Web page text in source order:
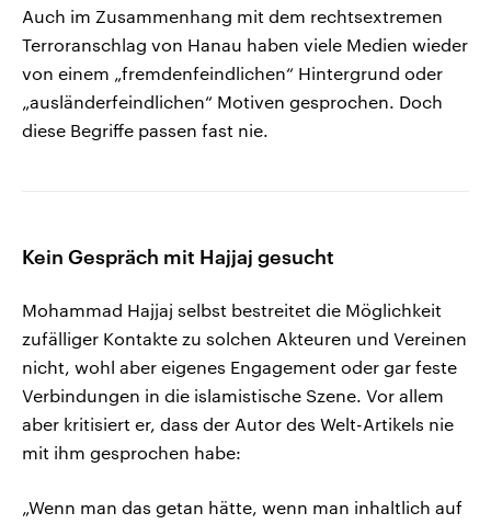
Auch im Zusammenhang mit dem rechtsextremen
Terroranschlag von Hanau haben viele Medien wieder
von einem „fremdenfeindlichen“ Hintergrund oder
„ausländerfeindlichen“ Motiven gesprochen. Doch
diese Begriffe passen fast nie.
Kein Gespräch mit Hajjaj gesucht
Mohammad Hajjaj selbst bestreitet die Möglichkeit
zufälliger Kontakte zu solchen Akteuren und Vereinen
nicht, wohl aber eigenes Engagement oder gar feste
Verbindungen in die islamistische Szene. Vor allem
aber kritisiert er, dass der Autor des Welt-Artikels nie
mit ihm gesprochen habe:
„Wenn man das getan hätte, wenn man inhaltlich auf